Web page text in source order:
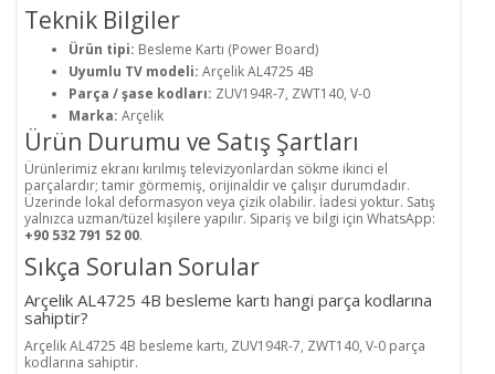
Teknik Bilgiler
Ürün tipi: Besleme Kartı (Power Board)
Uyumlu TV modeli: Arçelik AL4725 4B
Parça / şase kodları: ZUV194R-7, ZWT140, V-0
Marka: Arçelik
Ürün Durumu ve Satış Şartları
Ürünlerimiz ekranı kırılmış televizyonlardan sökme ikinci el
parçalardır; tamir görmemiş, orijinaldir ve çalışır durumdadır.
Üzerinde lokal deformasyon veya çizik olabilir. İadesi yoktur. Satış
yalnızca uzman/tüzel kişilere yapılır. Sipariş ve bilgi için WhatsApp:
+90 532 791 52 00.
Sıkça Sorulan Sorular
Arçelik AL4725 4B besleme kartı hangi parça kodlarına
sahiptir?
Arçelik AL4725 4B besleme kartı, ZUV194R-7, ZWT140, V-0 parça
kodlarına sahiptir.